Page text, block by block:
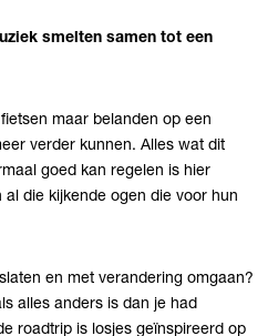
smelten samen tot een
maar belanden op een
verder kunnen. Alles wat dit
goed kan regelen is hier
die kijkende ogen die voor hun
en met verandering omgaan?
alles anders is dan je had
roadtrip is losjes geïnspireerd op